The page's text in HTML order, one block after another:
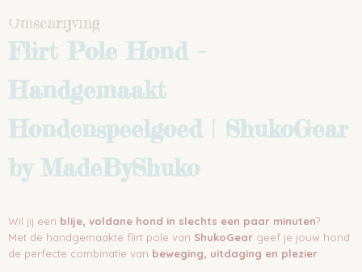
Omschrijving
Flirt Pole Hond –
Handgemaakt
Hondenspeelgoed | ShukoGear
by MadeByShuko
Wil jij een blije, voldane hond in slechts een paar minuten?
Met de handgemaakte flirt pole van ShukoGear geef je jouw hond
de perfecte combinatie van beweging, uitdaging en plezier